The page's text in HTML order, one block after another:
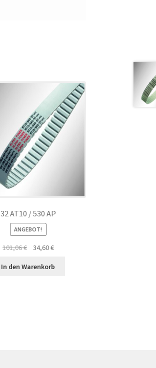
32 AT10 / 530 AP
ANGEBOT!
101,06€
Ursprünglicher
war:
34,60€Aktueller
ist:
In den Warenkorb